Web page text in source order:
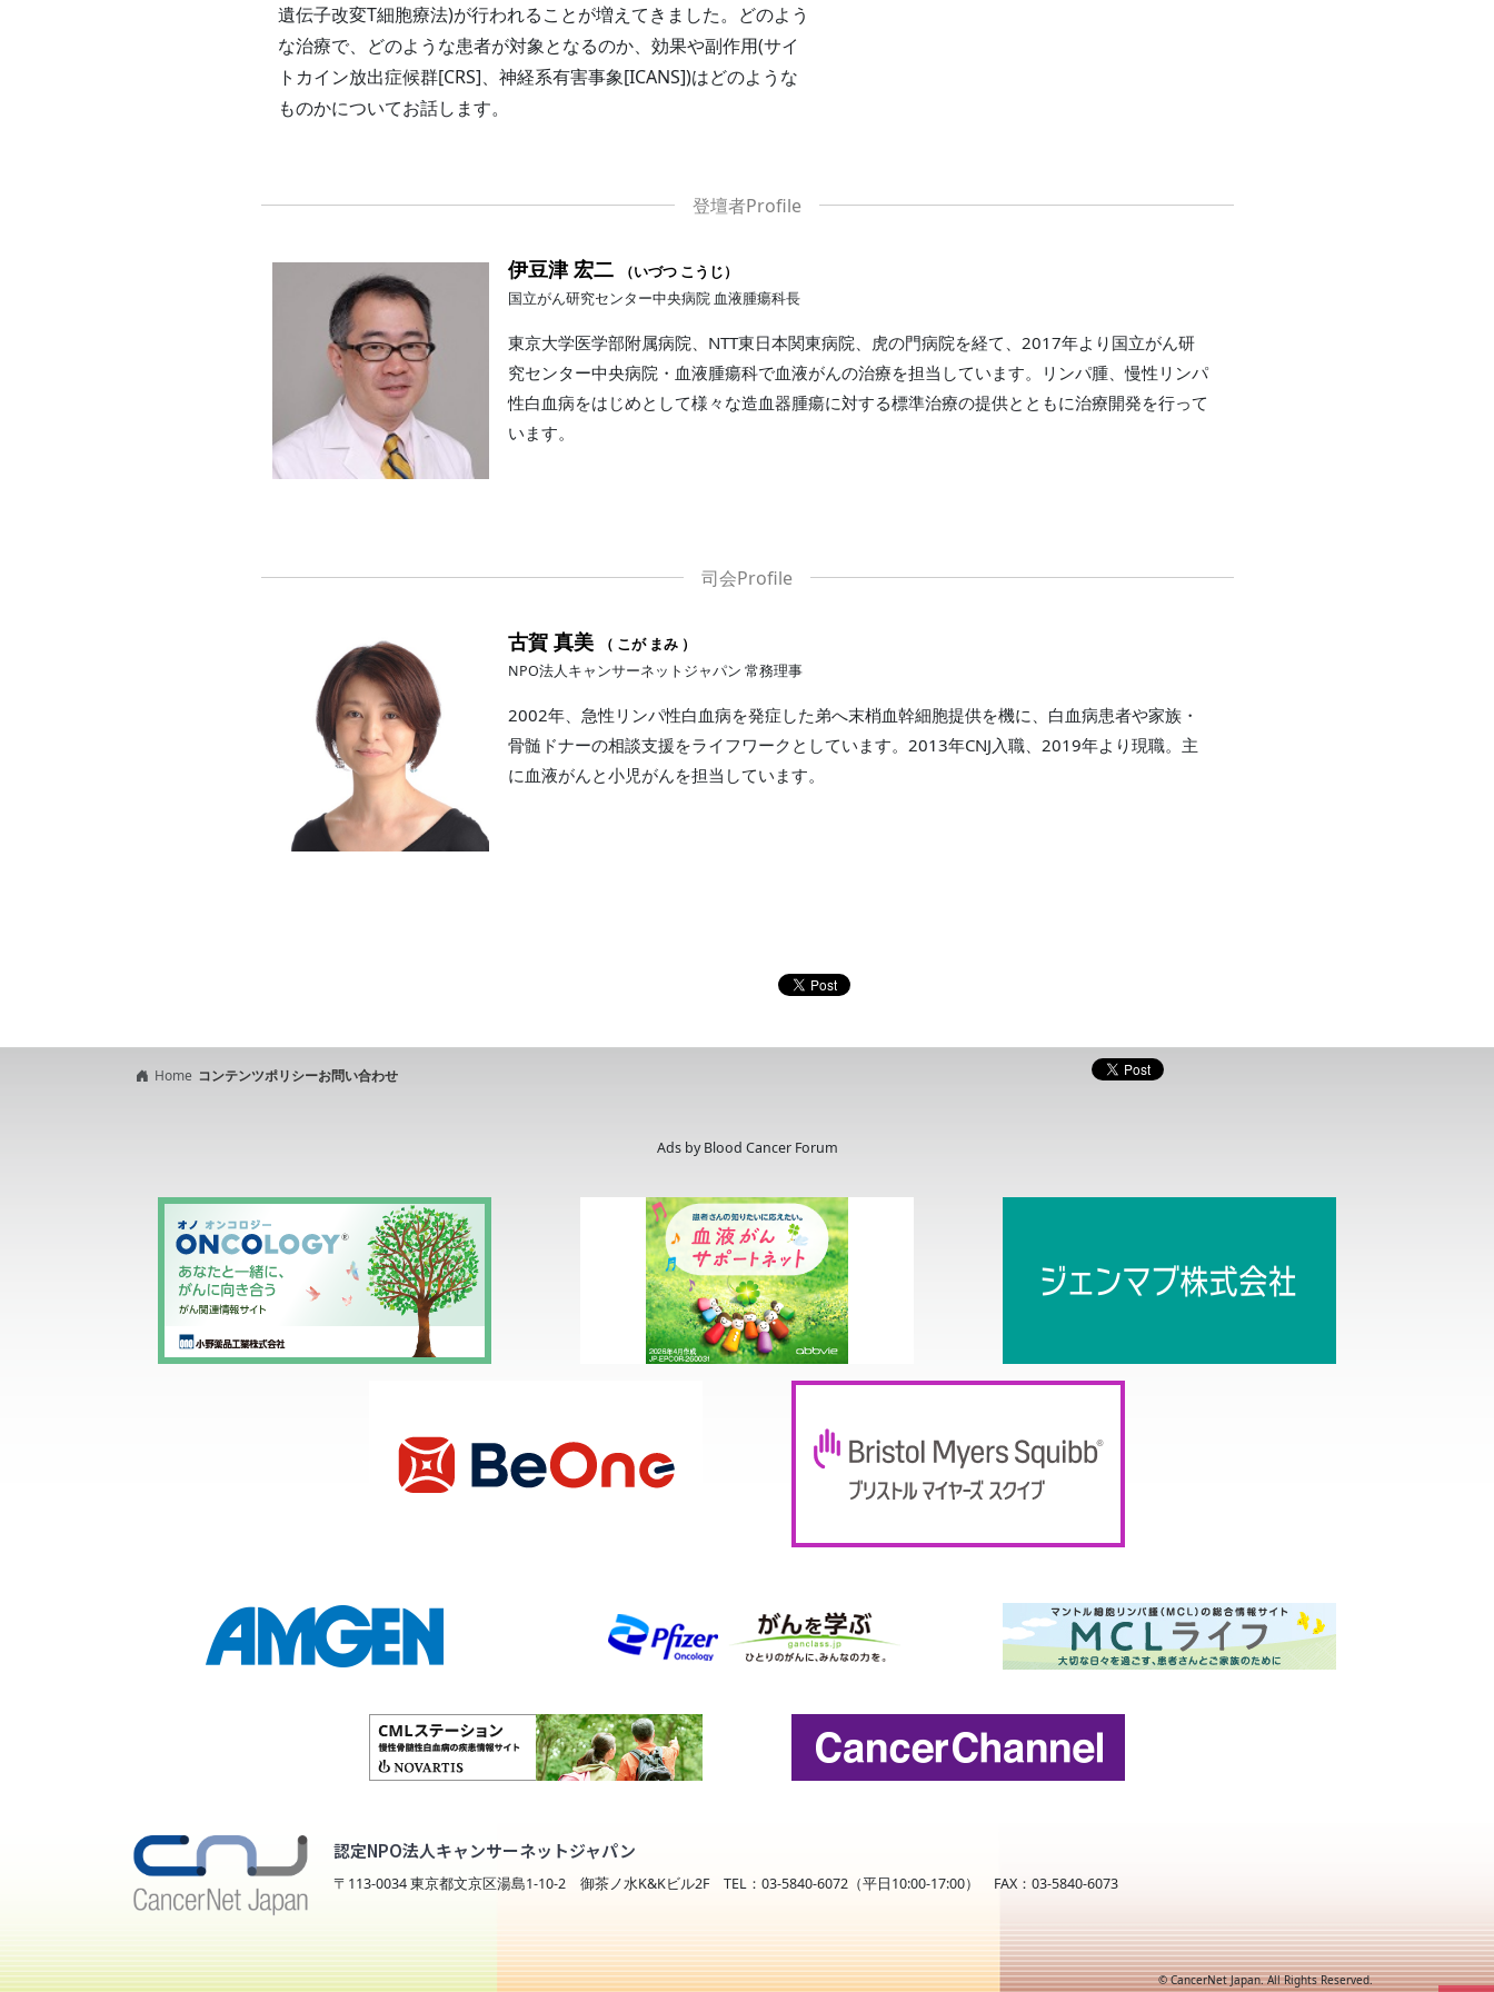
遺伝子改変T細胞療法)が行われることが増えてきました。どのよう
な治療で、どのような患者が対象となるのか、効果や副作用(サイ
トカイン放出症候群[CRS]、神経系有害事象[ICANS])はどのような
ものかについてお話します。
伊豆津 宏二
（いづつ こうじ）
国立がん研究センター中央病院 血液腫瘍科長
東京大学医学部附属病院、NTT東日本関東病院、虎の門病院を経て、2017年より国立がん研
究センター中央病院・血液腫瘍科で血液がんの治療を担当しています。リンパ腫、慢性リンパ
性白血病をはじめとして様々な造血器腫瘍に対する標準治療の提供とともに治療開発を行って
います。
古賀 真美
（ こが まみ ）
NPO法人キャンサーネットジャパン 常務理事
2002年、急性リンパ性白血病を発症した弟へ末梢血幹細胞提供を機に、白血病患者や家族・
骨髄ドナーの相談支援をライフワークとしています。2013年CNJ入職、2019年より現職。主
に血液がんと小児がんを担当しています。
Home コンテンツポリシーお問い合わせ
Ads by Blood Cancer Forum
認定NPO法人キャンサーネットジャパン
〒113-0034 東京都文京区湯島1-10-2 御茶ノ水K&Kビル2F TEL：03-5840-6072（平日10:00-17:00） FAX：03-5840-6073
© CancerNet Japan. All Rights Reserved.